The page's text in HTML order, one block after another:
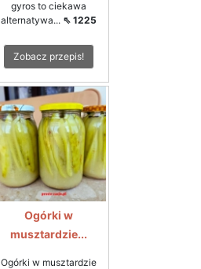
gyros to ciekawa
alternatywa... ⇖ 1225
Zobacz przepis!
Ogórki w
musztardzie...
Ogórki w musztardzie